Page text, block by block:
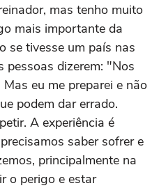
mas tenho muito
mais importante da
se tivesse um país nas
pessoas dizerem: "Nos
eu me preparei e não
podem dar errado.
A experiência é
saber sofrer e
principalmente na
o perigo e estar